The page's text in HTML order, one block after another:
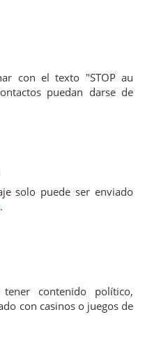
con el texto "STOP au
puedan darse de
solo puede ser enviado
.
contenido político,
con casinos o juegos de